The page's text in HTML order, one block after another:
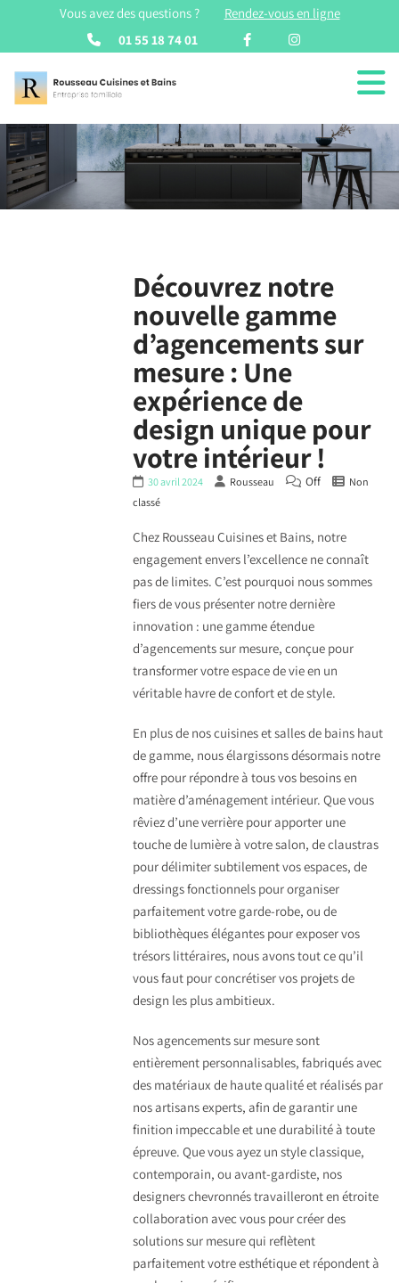
Vous avez des questions ?
Rendez-vous en ligne
01 55 18 74 01
Découvrez notre
nouvelle gamme
d’agencements sur
mesure : Une
expérience de
design unique pour
votre intérieur !
30 avril 2024 Rousseau Off
Non
classé
Chez Rousseau Cuisines et Bains, notre
engagement envers l’excellence ne connaît
pas de limites. C’est pourquoi nous sommes
fiers de vous présenter notre dernière
innovation : une gamme étendue
d’agencements sur mesure, conçue pour
transformer votre espace de vie en un
véritable havre de confort et de style.
En plus de nos cuisines et salles de bains haut
de gamme, nous élargissons désormais notre
offre pour répondre à tous vos besoins en
matière d’aménagement intérieur. Que vous
rêviez d’une verrière pour apporter une
touche de lumière à votre salon, de claustras
pour délimiter subtilement vos espaces, de
dressings fonctionnels pour organiser
parfaitement votre garde-robe, ou de
bibliothèques élégantes pour exposer vos
trésors littéraires, nous avons tout ce qu’il
vous faut pour concrétiser vos projets de
design les plus ambitieux.
Nos agencements sur mesure sont
entièrement personnalisables, fabriqués avec
des matériaux de haute qualité et réalisés par
nos artisans experts, afin de garantir une
finition impeccable et une durabilité à toute
épreuve. Que vous ayez un style classique,
contemporain, ou avant-gardiste, nos
designers chevronnés travailleront en étroite
collaboration avec vous pour créer des
solutions sur mesure qui reflètent
parfaitement votre esthétique et répondent à